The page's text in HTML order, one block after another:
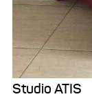
Studio ATIS